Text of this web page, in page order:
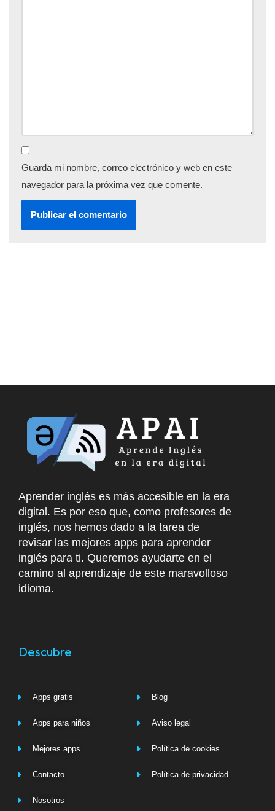
Guarda mi nombre, correo electrónico y web en este
navegador para la próxima vez que comente.
Aprender inglés es más accesible en la era
digital. Es por eso que, como profesores de
inglés, nos hemos dado a la tarea de
revisar las mejores apps para aprender
inglés para ti. Queremos ayudarte en el
camino al aprendizaje de este maravolloso
idioma.
Descubre
Apps gratis
Apps para niños
Mejores apps
Contacto
Nosotros
Blog
Aviso legal
Política de cookies
Política de privacidad